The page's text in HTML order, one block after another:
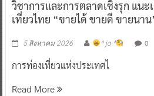
วิชาการและการตลาดเชิงรุก แน
เที่ยวไทย “ขายได้ ขายดี ขายนาน
5 สิงหาคม 2026 ^ jo ^ 0
การท่องเที่ยวแห่งประเทศไ
Read More